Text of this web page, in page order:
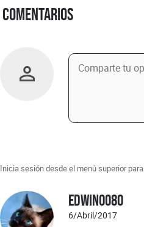
Comentarios
Inicia sesión desde el menú superior
Edwin0080
6/Abril/2017